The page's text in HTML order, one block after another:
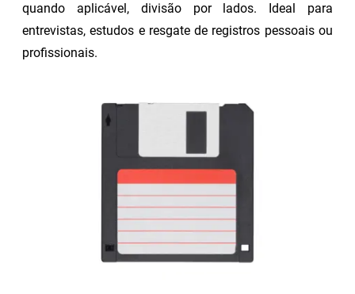
quando aplicável, divisão por lados. Ideal para
entrevistas, estudos e resgate de registros pessoais ou
profissionais.